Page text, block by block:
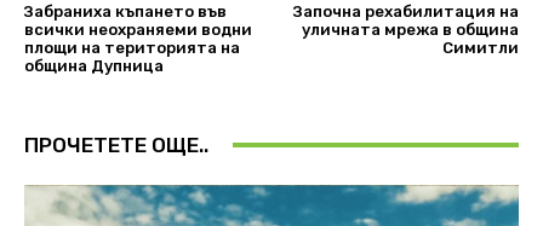
Забраниха къпането във
всички неохраняеми водни
площи на територията на
община Дупница
Започна рехабилитация на
уличната мрежа в община
Симитли
ПРОЧЕТЕТЕ ОЩЕ..